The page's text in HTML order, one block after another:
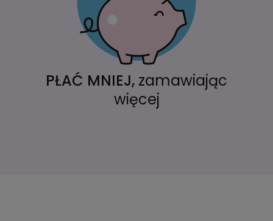
PŁAĆ MNIEJ, zamawiając
więcej